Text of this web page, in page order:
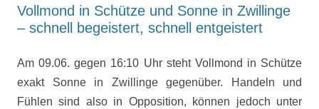
Vollmond in Schütze und Sonne in Zwillinge
– schnell begeistert, schnell entgeistert
Am 09.06. gegen 16:10 Uhr steht Vollmond in Schütze
exakt Sonne in Zwillinge gegenüber. Handeln und
Fühlen sind also in Opposition, können jedoch unter